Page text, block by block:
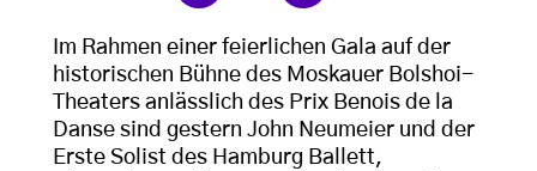
Im Rahmen einer feierlichen Gala auf der
historischen Bühne des Moskauer Bolshoi-
Theaters anlässlich des Prix Benois de la
Danse sind gestern John Neumeier und der
Erste Solist des Hamburg Ballett,